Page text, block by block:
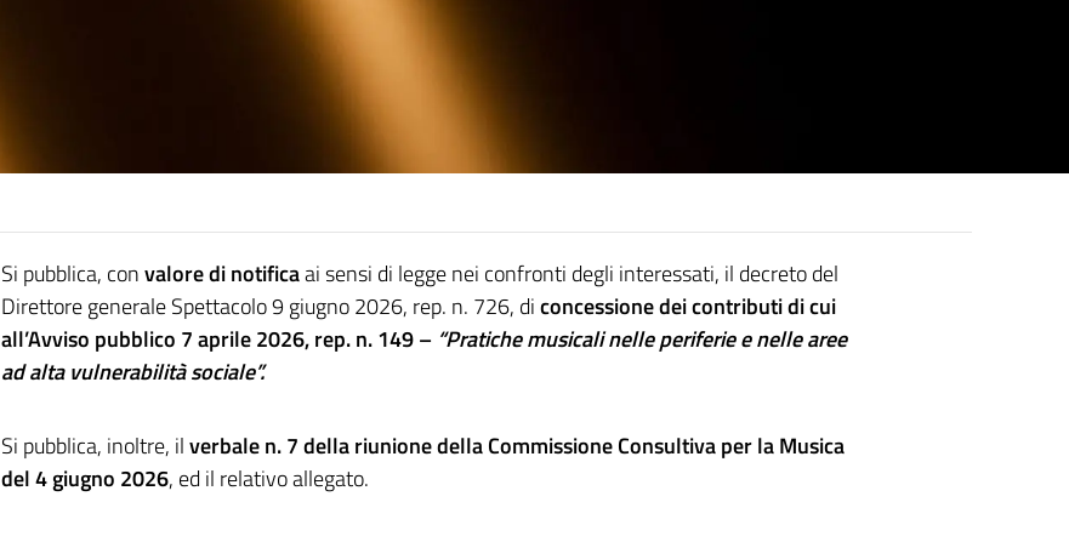
Si pubblica, convalore di notificaai sensi di legge nei confronti degli interessati, il decreto del
Direttore generale Spettacolo 9 giugno 2026, rep. n. 726, diconcessione dei contributi di cui
all’Avviso pubblico 7 aprile 2026,rep. n. 149– “Pratiche musicali nelle periferie e nelle aree
ad alta vulnerabilità sociale”.
Si pubblica, inoltre, ilverbale n. 7 della riunione della Commissione Consultiva per la Musica
del 4 giugno 2026, ed il relativo allegato.